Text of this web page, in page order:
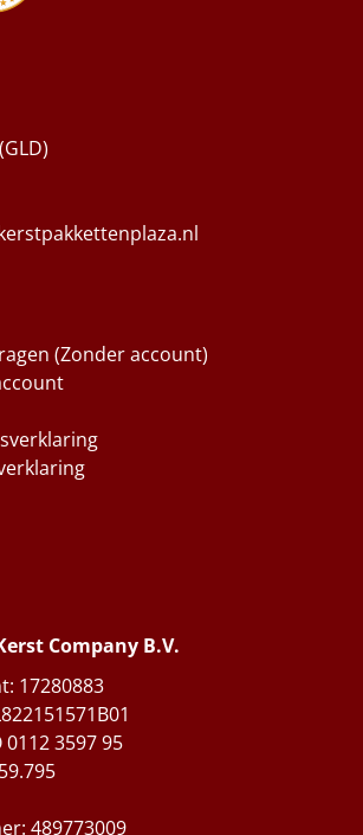
(Zonder account)
Company B.V.
17280883
0112 3597 95
489773009